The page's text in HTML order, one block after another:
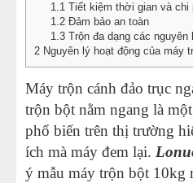
13-Máy trộn bột ngang
14-Máy trộn bột ngang
15-Máy trộn bột đánh trứng
16 -Máy trộn bột đánh trứng
17 -Máy trộn bột đánh trứng
Máy trộn bột đánh trứng
19- Máy đánh trứng trộn
1.1Tiết kiệm thời gian và chi
1.2Đảm bảo an toàn
1.3Trộn đa dạng các nguyên
2 Nguyên lý hoạt động của máy
Máy trộn cánh đảo trục
trộn bột nằm ngang là
phổ biến trên thị trường
ích mà máy đem lại.
ý mẫu máy trộn bột 10kg